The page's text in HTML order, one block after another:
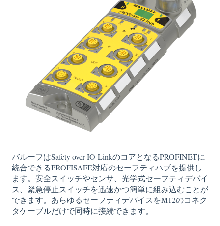
バルーフはSafety over IO-LinkのコアとなるPROFINETに
統合できるPROFISAFE対応のセーフティハブを提供し
ます。安全スイッチやセンサ、光学式セーフティデバイ
ス、緊急停止スイッチを迅速かつ簡単に組み込むことが
できます。あらゆるセーフティデバイスをM12のコネク
タケーブルだけで同時に接続できます。